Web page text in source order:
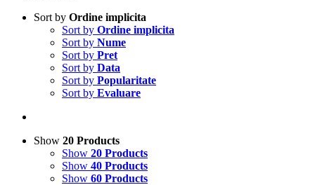
Sort by Ordine implicita
Sort by Ordine implicita
Sort by Nume
Sort by Pret
Sort by Data
Sort by Popularitate
Sort by Evaluare
Show 20 Products
Show 20 Products
Show 40 Products
Show 60 Products